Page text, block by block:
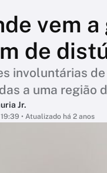
vem
de
involuntárias
a uma região
Jr.
• Atualizado há 2 anos